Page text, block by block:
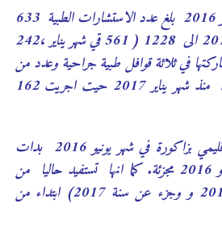
مند تعيين الطبيبة الوحيدة في امراض العيون في شهر يونيو 2016 بلغ عدد الاستشارات الطبية 633
استشارة و ارتفعت فقط في الثلاثة الاشهر الاولى لسنة 2017 الى 1228 ( 561 قي شهر يناير ،242
عن مشاركتها في ثلاثة قوافل طبية جراحية وعدد من
القوافل الطبية الاقليمية بالمراكز الصحية القروية بزاكورة منذ شهر يناير 2017 حيت اجريت 162
كما ان المعنية بالامرعندما عينت بالمركز الاستشفائي الاقليمي بزاكورة في شهر يونيو 2016 بدات
تستفيد من رخصتها الادارية السنوية عن سنة 2015 و 2016 مجزئة. كما انها تستفيد حاليا من
رخصة ادارية سنوية بالخارج ( ما تبقى عن سنة 2016 و وجزء عن سنة 2017) ابتداء من